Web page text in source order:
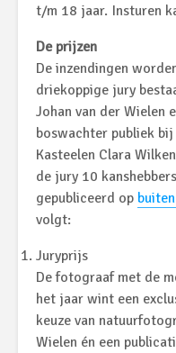
t/m 18 jaar. Insturen
De prijzen
De inzendingen
driekoppige jury
Johan van der Wielen
boswachter publiek bij
Kasteelen Clara
de jury 10
gepubliceerd op
volgt:
Juryprijs
De fotograaf met de
het jaar wint een
keuze van
Wielen én een